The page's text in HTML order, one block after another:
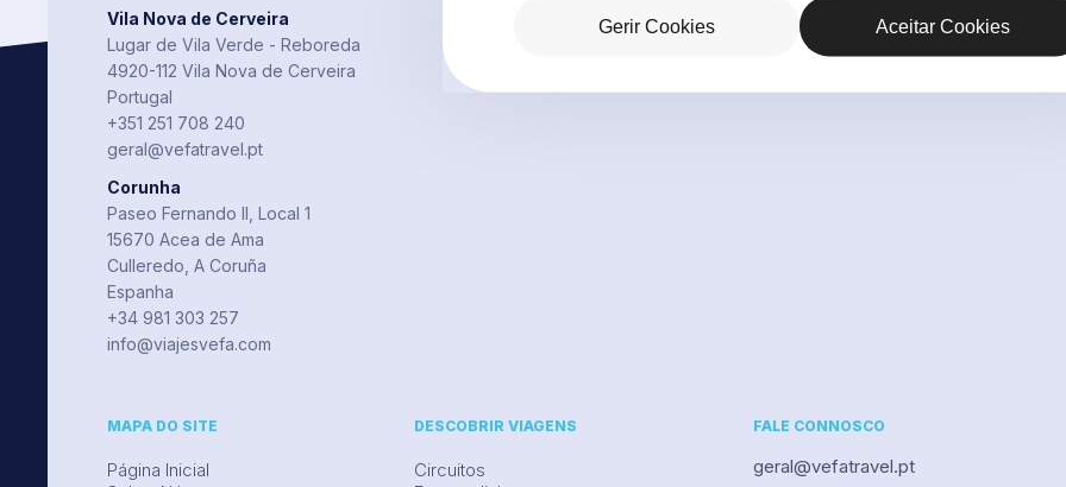
Vila Nova de Cerveira
Lugar de Vila Verde - Reboreda
4920-112 Vila Nova de Cerveira
Portugal
+351 251 708 240
geral@vefatravel.pt
Corunha
Paseo Fernando II, Local 1
15670 Acea de Ama
Culleredo, A Coruña
Espanha
+34 981 303 257
info@viajesvefa.com
MAPA DO SITE
Página Inicial
DESCOBRIR VIAGENS
Circuitos
FALE CONNOSCO
geral@vefatravel.pt
Gerir Cookies Aceitar Cookies